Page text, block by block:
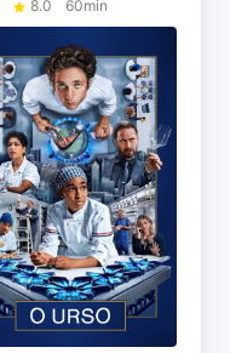
8.0 60min